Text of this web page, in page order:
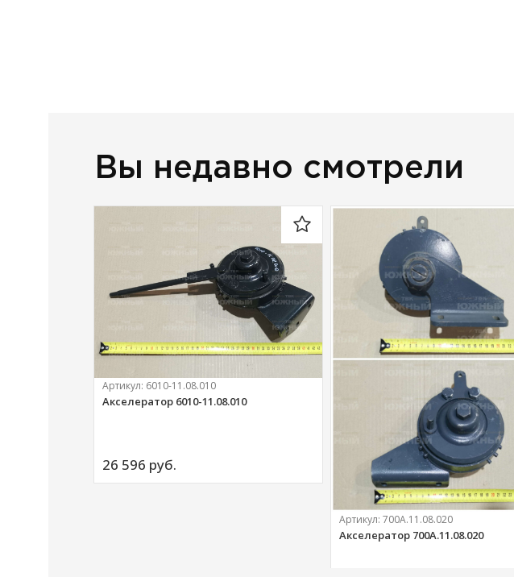
Вы недавно смотрели
Артикул: 6010-11.08.010
Акселератор 6010-11.08.010
26 596 руб.
Артикул:700А.11.08.020
Акселератор 700А.11.08.020